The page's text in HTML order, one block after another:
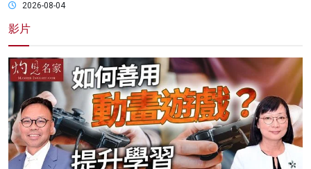
2026-08-04
影片